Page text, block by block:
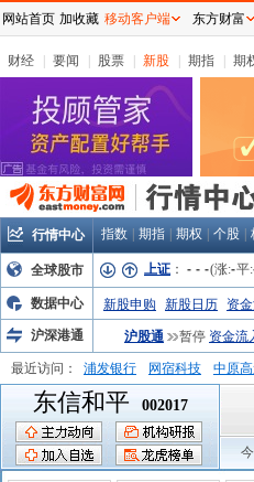
财经 要闻 股票 新股 期指 期
行情中心 指数 期指 期权 个股
全球股市 上证 ： - - -(涨:-平:
数据中心 新股申购 新股日历 资
沪深港通
沪股通 暂停 资金流
最近访问： 浦发银行 网宿科技 中原
弘业股份
富临运业
东信和平 002017
网站首页 加收藏 移动客户端 东方财富